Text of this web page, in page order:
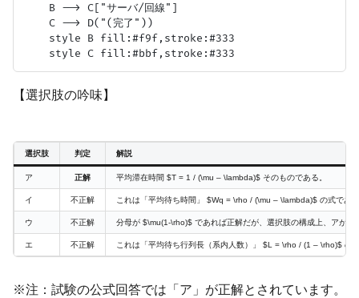
    B --> C["サーバ/回線"]
    C --> D("(完了"))
    style B fill:#f9f,stroke:#333
【選択肢の吟味】
選択肢 判定 解説
ア 正解 平均滞在時間 $T = 1 / (\mu – \lambda)$ そのものである。
イ 不正解 これは「平均待ち時間」 $Wq = \rho / (\mu – \lambda)$ の式であ
ウ 不正解 分母が $\mu(1-\rho)$ であれば正解だが、選択肢の構成上、アが
エ 不正解 これは「平均待ち行列長（系内人数）」 $L = \rho / (1 – \rho)$ の
※注：試験の公式回答では「ア」が正解とされています。